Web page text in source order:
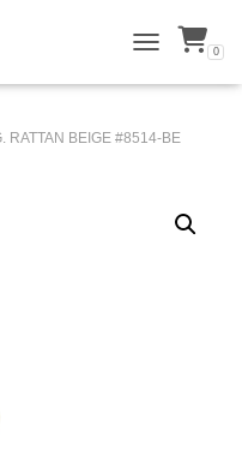
ALTERNAR
0
RATTAN BEIGE #8514-BE